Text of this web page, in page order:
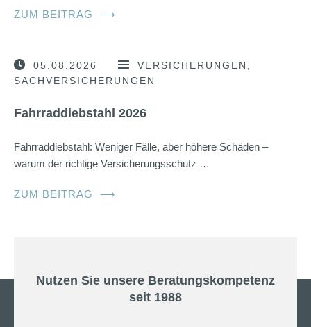
ZUM BEITRAG ⟶
05.08.2026
VERSICHERUNGEN
SACHVERSICHERUNGEN
Fahrraddiebstahl 2026
Fahrraddiebstahl: Weniger Fälle, aber höhere Schäden –
warum der richtige Versicherungsschutz …
ZUM BEITRAG ⟶
Nutzen Sie unsere Beratungskompetenz
seit 1988